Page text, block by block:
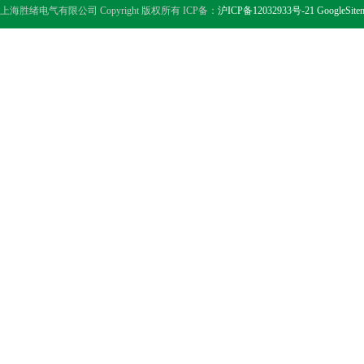
上海胜绪电气有限公司 Copyright 版权所有 ICP备： 沪ICP备12032933号-21